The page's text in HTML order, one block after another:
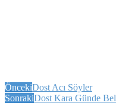
ÖncekiDost Acı Söyler
SonrakiDost Kara Günde